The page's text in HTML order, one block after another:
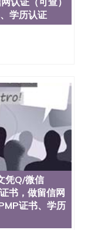
Jose State
Jose State
Jose State
Jose State
Jose State
San Jose
书（San
历证书
毕业找人做
央昆士兰大
士做文凭/购
洲读书未毕
读CQU中央
洲读本科硕
文凭学历办
亚大学办毕
（可查）
学历认证
凭Q/微信
书，做留信网
证书、学历